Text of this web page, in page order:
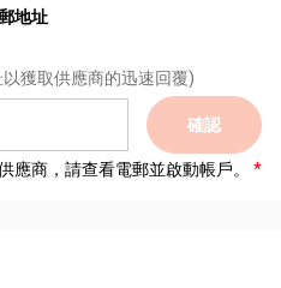
地址
獲取供應商的迅速回覆)
確認
應商，請查看電郵並啟動帳戶。